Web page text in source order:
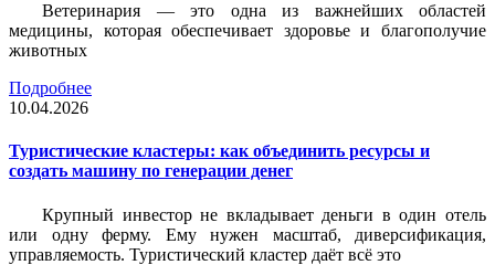
Ветеринария — это одна из важнейших областей
медицины, которая обеспечивает здоровье и благополучие
животных
Подробнее
10.04.2026
Туристические кластеры: как объединить ресурсы и
создать машину по генерации денег
Крупный инвестор не вкладывает деньги в один отель
или одну ферму. Ему нужен масштаб, диверсификация,
управляемость. Туристический кластер даёт всё это